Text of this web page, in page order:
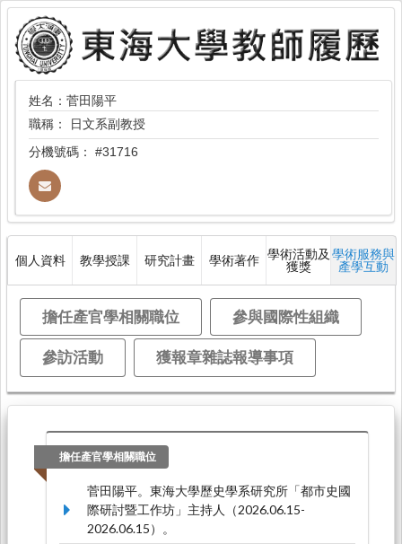
姓名：菅田陽平
職稱：
日文系副教授
分機號碼： #31716
個人資料 教學授課 研究計畫 學術著作 學術活動及
獲獎
學術服務與
產學互動
擔任產官學相關職位 參與國際性組織
參訪活動 獲報章雜誌報導事項
擔任產官學相關職位
菅田陽平。東海大學歷史學系研究所「都市史國
際研討暨工作坊」主持人（2026.06.15-
2026.06.15）。